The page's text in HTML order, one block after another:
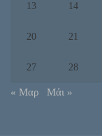
13 14
20 21
27 28
« Μαρ Μάι »